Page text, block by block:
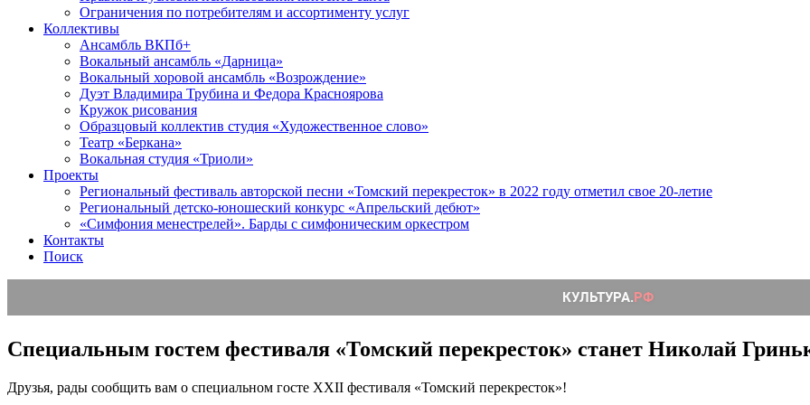
Ограничения по потребителям и ассортименту услуг
Коллективы
Ансамбль ВКПб+
Вокальный ансамбль «Дарница»
Вокальный хоровой ансамбль «Возрождение»
Дуэт Владимира Трубина и Федора Красноярова
Кружок рисования
Образцовый коллектив студия «Художественное слово»
Театр «Беркана»
Вокальная студия «Триоли»
Проекты
Региональный фестиваль авторской песни «Томский перекресток» в 2022 году отметил свое 20-летие
Региональный детско-юношеский конкурс «Апрельский дебют»
«Симфония менестрелей». Барды с симфоническим оркестром
Контакты
Поиск
Специальным гостем фестиваля «Томский перекресток» станет Николай
Друзья, рады сообщить вам о специальном госте XXII фестиваля «Томский перекресток»!